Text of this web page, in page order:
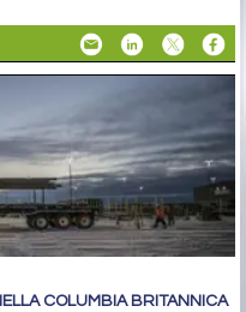
COLUMBIA BRITANNICA